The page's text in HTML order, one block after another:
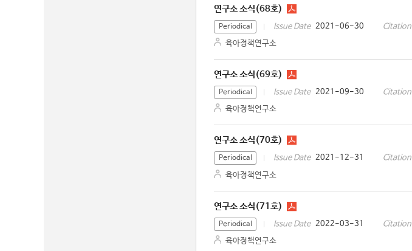
연구소 소식(68호)
Periodical Issue Date 2021-06-30 Citation
육아정책연구소
연구소 소식(69호)
Periodical Issue Date 2021-09-30 Citation
육아정책연구소
연구소 소식(70호)
Periodical Issue Date 2021-12-31 Citation
육아정책연구소
연구소 소식(71호)
Periodical Issue Date 2022-03-31 Citation
육아정책연구소